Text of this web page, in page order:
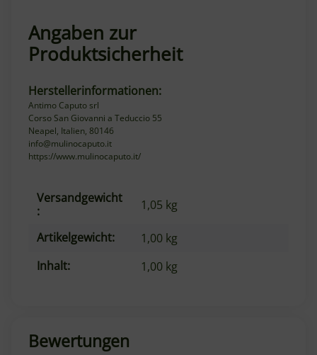
Angaben zur
Produktsicherheit
Herstellerinformationen:
Antimo Caputo srl
Corso San Giovanni a Teduccio 55
Neapel, Italien, 80146
info@mulinocaputo.it
https://www.mulinocaputo.it/
Produkteigenschaft
Wert
Versandgewicht
:
1,05 kg
Artikelgewicht: 1,00 kg
Inhalt:
1,00 kg
Bewertungen